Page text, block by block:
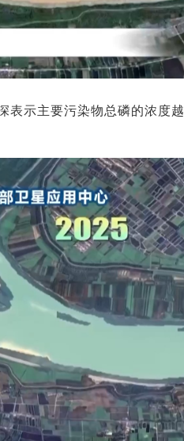
表示主要污染物总磷的浓度越